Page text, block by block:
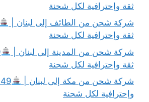
ثقة وإحترافية لكل شحنة
شركة شحن من الطائف إلى لبنان |
ثقة وإحترافية لكل شحنة
شركة شحن من المدينة إلى لبنان |
ثقة وإحترافية لكل شحنة
شركة شحن من مكة إلى لبنان |
وإحترافية لكل شحنة